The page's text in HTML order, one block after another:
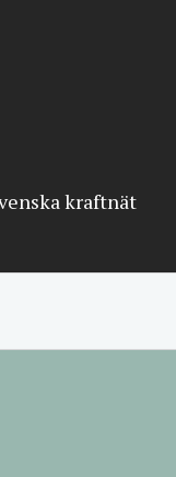
kraftnät